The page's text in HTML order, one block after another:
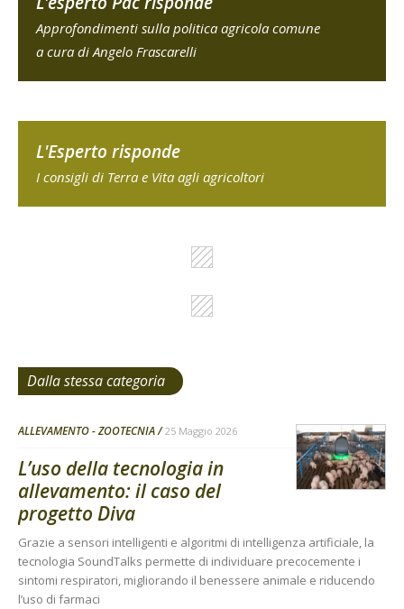
Approfondimenti sulla politica agricola comune
a cura di Angelo Frascarelli
L'Esperto risponde
I consigli di Terra e Vita agli agricoltori
Dalla stessa categoria
ALLEVAMENTO - ZOOTECNIA 25 Maggio 2026
L’uso della tecnologia in
allevamento: il caso del
progetto Diva
Grazie a sensori intelligenti e algoritmi di intelligenza artificiale, la
tecnologia SoundTalks permette di individuare precocemente i
sintomi respiratori, migliorando il benessere animale e riducendo
l’uso di farmaci